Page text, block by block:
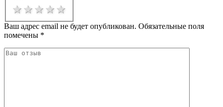
4 stars
3 stars
2 stars
1 star
Ваш адрес email не будет опубликован. Обязательные поля
помечены *